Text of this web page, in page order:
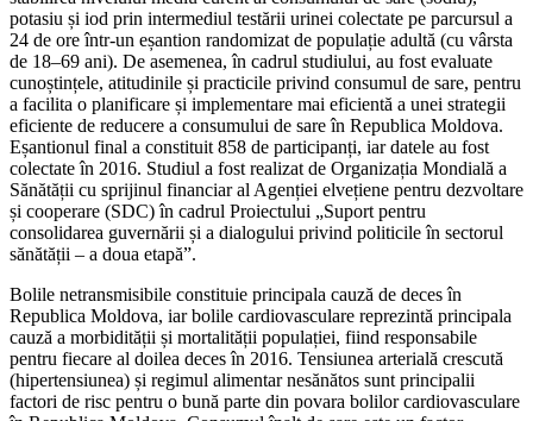
potasiu și iod prin intermediul testării urinei colectate pe parcursul a
24 de ore într-un eșantion randomizat de populație adultă (cu vârsta
de 18–69 ani). De asemenea, în cadrul studiului, au fost evaluate
cunoștințele, atitudinile și practicile privind consumul de sare, pentru
a facilita o planificare și implementare mai eficientă a unei strategii
eficiente de reducere a consumului de sare în Republica Moldova.
Eșantionul final a constituit 858 de participanți, iar datele au fost
colectate în 2016. Studiul a fost realizat de Organizația Mondială a
Sănătății cu sprijinul financiar al Agenției elvețiene pentru dezvoltare
și cooperare (SDC) în cadrul Proiectului „Suport pentru
consolidarea guvernării și a dialogului privind politicile în sectorul
sănătății – a doua etapă”.
Bolile netransmisibile constituie principala cauză de deces în
Republica Moldova, iar bolile cardiovasculare reprezintă principala
cauză a morbidității și mortalității populației, fiind responsabile
pentru fiecare al doilea deces în 2016. Tensiunea arterială crescută
(hipertensiunea) și regimul alimentar nesănătos sunt principalii
factori de risc pentru o bună parte din povara bolilor cardiovasculare